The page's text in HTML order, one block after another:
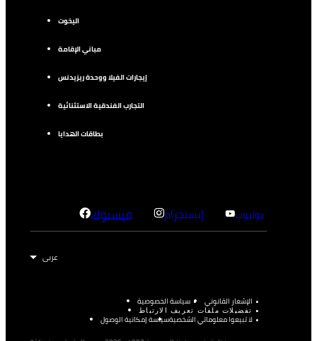
اليخوت
مباني الإقامة
إيجارات الفيلا ووحدة ريزيدنس
التجارب الفندقية الاستثنائية
بطاقات الهدايا
فيسبوك إنستجرام يوتيوب
الإشعار القانوني سياسة الخصوصية
تفضيلات ملفات تعريف الارتباط
لا تبيعوا معلوماتي الشخصيةسياسة إمكانية الوصول